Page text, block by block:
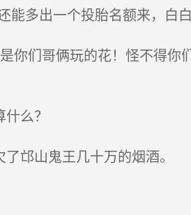
多出一个投胎名额来，白
们哥俩玩的花！怪不得你
么？
邙山鬼王几十万的烟酒。